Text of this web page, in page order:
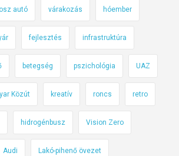
autó várakozás hóember
fejlesztés infrastruktúra
betegség pszichológia UAZ
Közút kreatív roncs retro
hidrogénbusz Vision Zero
Audi Lakó-pihenő övezet